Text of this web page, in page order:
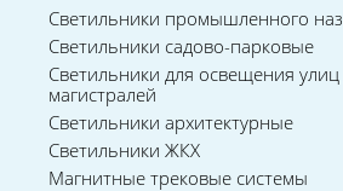
Светильники промышленного
Светильники садово-парковые
Светильники для освещения
магистралей
Светильники архитектурные
Светильники ЖКХ
Магнитные трековые системы